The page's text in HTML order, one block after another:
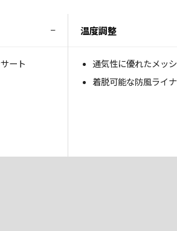
−
ート
温度調整
通気性に優れたメッ
着脱可能な防風ライ